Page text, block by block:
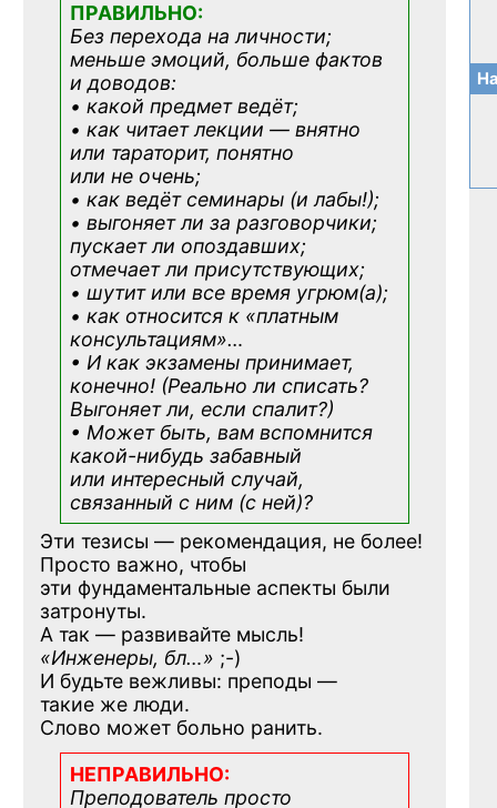
ПРАВИЛЬНО:
Без перехода на личности;
меньше эмоций, больше фактов
и доводов:
• какой предмет ведёт;
• как читает лекции — внятно
или тараторит, понятно
или не очень;
• как ведёт семинары (и лабы!);
• выгоняет ли за разговорчики;
пускает ли опоздавших;
отмечает ли присутствующих;
• шутит или все время угрюм(а);
• как относится к «платным
консультациям»…
• И как экзамены принимает,
конечно! (Реально ли списать?
Выгоняет ли, если спалит?)
• Может быть, вам вспомнится
какой-нибудь забавный
или интересный случай,
связанный с ним (с ней)?
Эти тезисы — рекомендация, не более!
Просто важно, чтобы
эти фундаментальные аспекты были
затронуты.
А так — развивайте мысль!
«Инженеры, бл…» ;-)
И будьте вежливы: преподы —
такие же люди.
Слово может больно ранить.
НЕПРАВИЛЬНО:
Преподователь просто